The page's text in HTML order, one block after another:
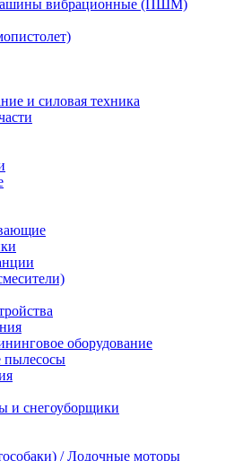
вибрационные (ПШМ)
и силовая техника
оборудование
пылесосы
и снегоуборщики
/ Лодочные моторы